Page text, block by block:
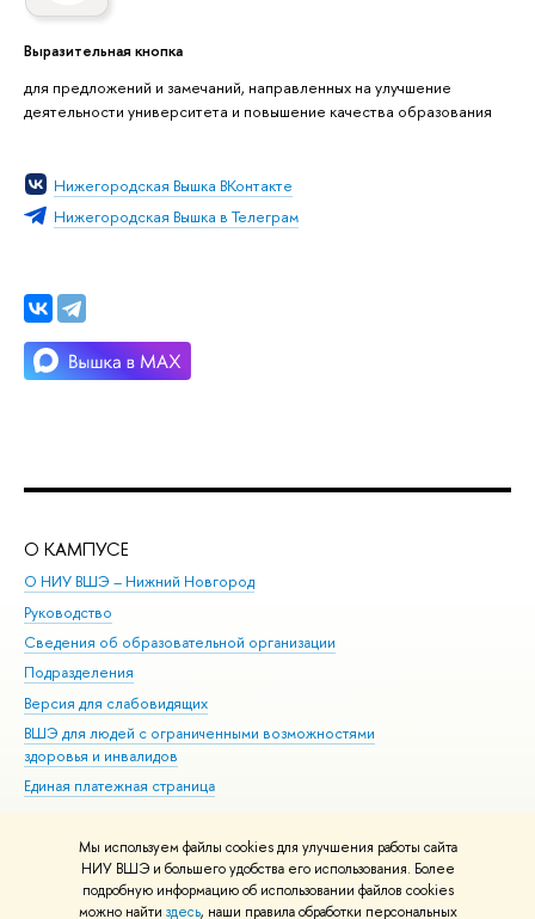
Мы используем файлы cookies для улучшения работы сайта
НИУ ВШЭ и большего удобства его использования. Более
подробную информацию об использовании файлов cookies
можно найти здесь, наши правила обработки персональных
Выразительная кнопка
для предложений и замечаний, направленных на улучшение
деятельности университета и повышение качества образования
Нижегородская Вышка ВКонтакте
Нижегородская Вышка в Телеграм
О КАМПУСЕ
О НИУ ВШЭ – Нижний Новгород
Руководство
Сведения об образовательной организации
Подразделения
Версия для слабовидящих
ВШЭ для людей с ограниченными возможностями
здоровья и инвалидов
Единая платежная страница